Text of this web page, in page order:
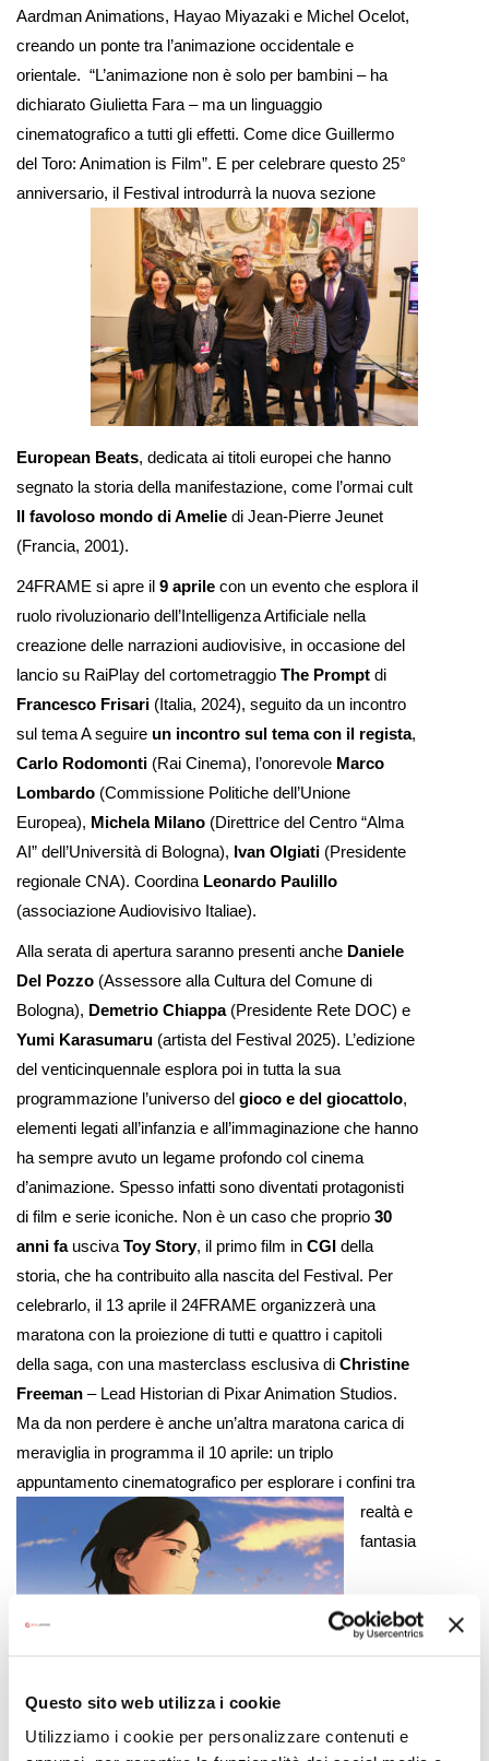
Questo sito web utilizza i cookie
Utilizziamo i cookie per personalizzare contenuti e
Aardman Animations, Hayao Miyazaki e Michel Ocelot,
creando un ponte tra l’animazione occidentale e
orientale. “L’animazione non è solo per bambini – ha
dichiarato Giulietta Fara – ma un linguaggio
cinematografico a tutti gli effetti. Come dice Guillermo
del Toro: Animation is Film”. E per celebrare questo 25°
anniversario, il Festival introdurrà la nuova sezione
European Beats, dedicata ai titoli europei che hanno
segnato la storia della manifestazione, come l’ormai cult
Il favoloso mondo di Amelie di Jean-Pierre Jeunet
(Francia, 2001).
24FRAME si apre il 9 aprile con un evento che esplora il
ruolo rivoluzionario dell’Intelligenza Artificiale nella
creazione delle narrazioni audiovisive, in occasione del
lancio su RaiPlay del cortometraggio The Prompt di
Francesco Frisari (Italia, 2024), seguito da un incontro
sul tema A seguire un incontro sul tema con il regista,
Carlo Rodomonti (Rai Cinema), l’onorevole Marco
Lombardo (Commissione Politiche dell’Unione
Europea), Michela Milano (Direttrice del Centro “Alma
AI” dell’Università di Bologna), Ivan Olgiati (Presidente
regionale CNA). Coordina Leonardo Paulillo
(associazione Audiovisivo Italiae).
Alla serata di apertura saranno presenti anche Daniele
Del Pozzo (Assessore alla Cultura del Comune di
Bologna), Demetrio Chiappa (Presidente Rete DOC) e
Yumi Karasumaru (artista del Festival 2025). L’edizione
del venticinquennale esplora poi in tutta la sua
programmazione l’universo del gioco e del giocattolo,
elementi legati all’infanzia e all’immaginazione che hanno
ha sempre avuto un legame profondo col cinema
d’animazione. Spesso infatti sono diventati protagonisti
di film e serie iconiche. Non è un caso che proprio 30
anni fausciva Toy Story, il primo film in CGI della
storia, che ha contribuito alla nascita del Festival. Per
celebrarlo, il 13 aprile il 24FRAME organizzerà una
maratona con la proiezione di tutti e quattro i capitoli
della saga, con una masterclass esclusiva di Christine
Freeman – Lead Historian di Pixar Animation Studios.
Ma da non perdere è anche un’altra maratona carica di
meraviglia in programma il 10 aprile: un triplo
appuntamento cinematografico per esplorare i confini tra
realtà e
fantasia
attraverso il gioco. Dall’intramontabile (e originale)
Jumanjial thriller mozzafiatoThe Gamefino alla favola